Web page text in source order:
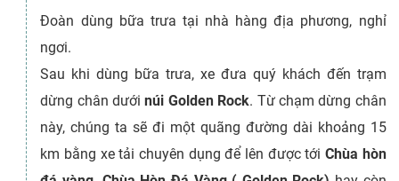
Đoàn dùng bữa trưa tại nhà hàng địa phương, nghỉ
ngơi.
Sau khi dùng bữa trưa, xe đưa quý khách đến trạm
dừng chân dướinúi Golden Rock. Từ chạm dừng chân
này, chúng ta sẽ đi một quãng đường dài khoảng 15
km bằng xe tải chuyên dụng để lên được tới Chùa hòn